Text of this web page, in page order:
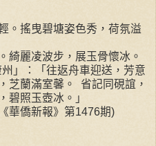
。搖曳碧塘姿色秀，荷氛溢
綺麗凌波步，展玉骨懷冰。
」：「往返舟車迎送，芳意
芝蘭滿室馨。 省記同硯誼，
碧照玉壺冰。」
華僑新報》第1476期)